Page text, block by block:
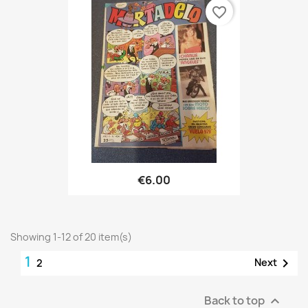
€6.00
favorite_border
Showing 1-12 of 20 item(s)
1 2 Next 
Back to top 